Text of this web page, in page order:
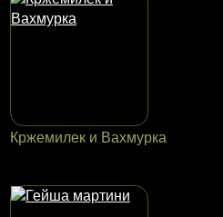
Кржемилек и Вахмурка